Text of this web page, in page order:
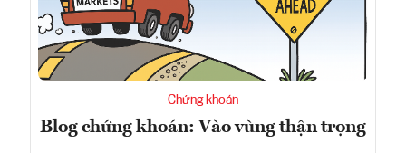
Chứng khoán
Blog chứng khoán: Vào vùng thận trọng